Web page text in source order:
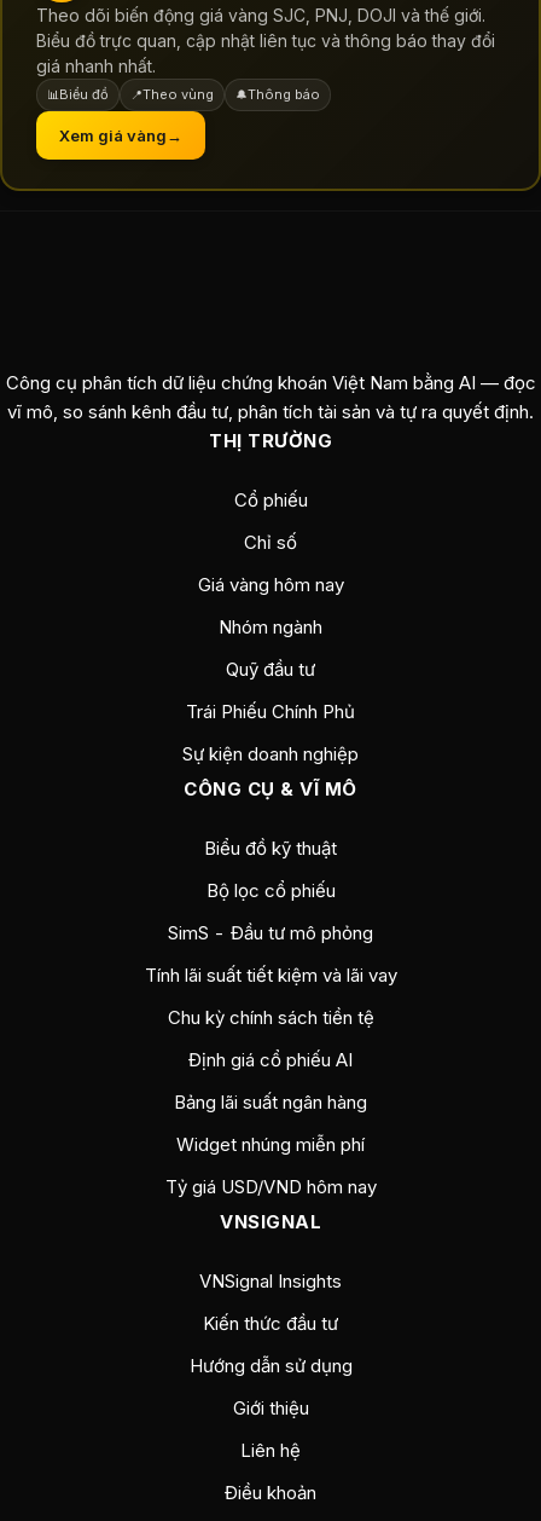
Theo dõi biến động giá vàng SJC, PNJ, DOJI và thế giới.
Biểu đồ trực quan, cập nhật liên tục và thông báo thay đổi
giá nhanh nhất.
📊 Biểu đồ 📍Theo vùng 🔔Thông báo
Xem giá vàng→
Công cụ phân tích dữ liệu chứng khoán Việt Nam bằng AI — đọc
vĩ mô, so sánh kênh đầu tư, phân tích tài sản và tự ra quyết định.
THỊ TRƯỜNG
Cổ phiếu
Chỉ số
Giá vàng hôm nay
Nhóm ngành
Quỹ đầu tư
Trái Phiếu Chính Phủ
Sự kiện doanh nghiệp
CÔNG CỤ & VĨ MÔ
Biểu đồ kỹ thuật
Bộ lọc cổ phiếu
SimS - Đầu tư mô phỏng
Tính lãi suất tiết kiệm và lãi vay
Chu kỳ chính sách tiền tệ
Định giá cổ phiếu AI
Bảng lãi suất ngân hàng
Widget nhúng miễn phí
Tỷ giá USD/VND hôm nay
VNSIGNAL
VNSignal Insights
Kiến thức đầu tư
Hướng dẫn sử dụng
Giới thiệu
Liên hệ
Điều khoản